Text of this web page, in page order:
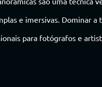
e imersivas. Dominar
para fotógrafos e